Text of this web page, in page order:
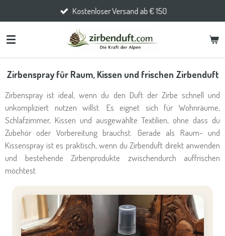
Hauptinhalt
springen
Kostenloser Versand ab € 150
Zirbenspray für Raum, Kissen und frischen Zirbenduft
Zirbenspray ist ideal, wenn du den Duft der Zirbe schnell und
unkompliziert nutzen willst. Es eignet sich für Wohnräume,
Schlafzimmer, Kissen und ausgewählte Textilien, ohne dass du
Zubehör oder Vorbereitung brauchst. Gerade als Raum- und
Kissenspray ist es praktisch, wenn du Zirbenduft direkt anwenden
und bestehende Zirbenprodukte zwischendurch auffrischen
möchtest.